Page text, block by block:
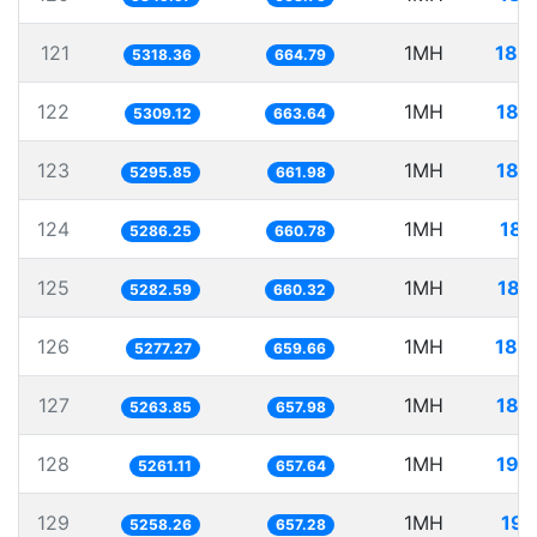
121 5318.36 664.79 1MH
122 5309.12 663.64 1MH
123 5295.85 661.98 1MH
124 5286.25 660.78 1MH
125 5282.59 660.32 1MH
126 5277.27 659.66 1MH
127 5263.85 657.98 1MH
128 5261.11 657.64 1MH
129 5258.26 657.28 1MH